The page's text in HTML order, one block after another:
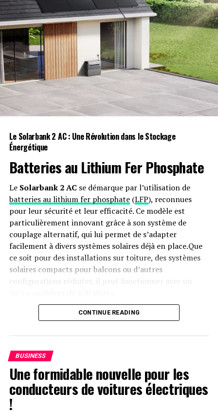
UP NEXT
Un câble diplomatique explosif sur Donald Trump plonge
l’Allemagne dans la tourmente !
DON'T MISS
M. Night Shyamalan sous le feu des projecteurs : un
procès pour plagiat ébranle sa série « Servant » !
Le Solarbank 2 AC : Une Révolution dans le Stockage
Énergétique
Batteries au Lithium Fer Phosphate
Le Solarbank 2 AC se démarque par l’utilisation de
batteries au lithium fer phosphate(LFP), reconnues
pour leur sécurité et leur efficacité. Ce modèle est
particulièrement innovant grâce à son système de
couplage alternatif, qui lui permet de s’adapter
facilement à divers systèmes solaires déjà en place.Que
ce soit pour des installations sur toiture, des systèmes
solaires compacts pour balcons ou d’autres
configurations réduites, il peut fonctionner avec un
Capacité et flexibilité Énergétique
Avec une capacité maximale d’injection dans le réseau
domestique atteignant 1200 watts,le Solarbank 2 AC
peut être associé à deux régulateurs solaires MPPT. Cela
ouvre la possibilité d’ajouter jusqu’à 1200 watts
supplémentaires via des panneaux solaires additionnels,
portant ainsi la puissance totale à un impressionnant
2400 watts
CONTINUE READING
BUSINESS
Une formidable nouvelle pour les
conducteurs de voitures électriques
!